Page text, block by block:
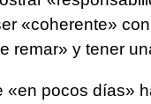
«coherente»
remar» y tener
«en pocos días»